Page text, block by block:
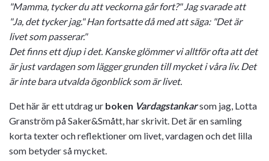
"Mamma, tycker du att veckorna går fort?" Jag svarade att
"Ja, det tycker jag." Han fortsatte då med att säga: "Det är
livet som passerar."
Det finns ett djup i det. Kanske glömmer vi alltför ofta att det
är just vardagen som lägger grunden till mycket i våra liv. Det
är inte bara utvalda ögonblick som är livet.
Det här är ett utdrag ur boken Vardagstankarsom jag, Lotta
Granström på Saker&Smått, har skrivit. Det är en samling
korta texter och reflektioner om livet, vardagen och det lilla
som betyder så mycket.